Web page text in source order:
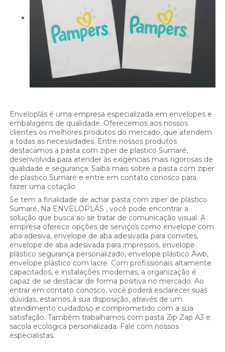
Enveloplás é uma empresa especializada em envelopes e
embalagens de qualidade. Oferecemos aos nossos
clientes os melhores produtos do mercado, que atendem
a todas as necessidades. Entre nossos produtos
destacamos a pasta com ziper de plastico Sumaré,
desenvolvida para atender às exigências mais rigorosas de
qualidade e segurança. Saiba mais sobre a pasta com ziper
de plastico Sumaré e entre em contato conosco para
fazer uma cotação.
Se tem a finalidade de achar pasta com ziper de plastico
Sumaré, Na ENVELOPLÁS , você pode encontrar a
solução que busca ao se tratar de comunicação visual. A
empresa oferece opções de serviços como envelope com
aba adesiva, envelope de aba adesivada para convites,
envelope de aba adesivada para impressos, envelope
plástico segurança personalizado, envelope plástico Awb,
envelope plástico com lacre. Com profissionais altamente
capacitados, e instalações modernas, a organização é
capaz de se destacar de forma positiva no mercado. Ao
entrar em contato conosco, você poderá esclarecer suas
dúvidas, estamos à sua disposição, através de um
atendimento cuidadoso e comprometido com a sua
satisfação. Também trabalhamos com pasta Zip Zap A3 e
sacola ecológica personalizada. Fale com nossos
especialistas.